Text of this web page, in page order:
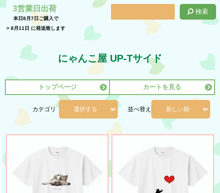
3営業日出荷
本日8月7日 ご購入で
> 8月11日 に発送致します
検索
にゃんこ屋 UP-Tサイド
トップページ カートを見る
カテゴリ 並べ替え